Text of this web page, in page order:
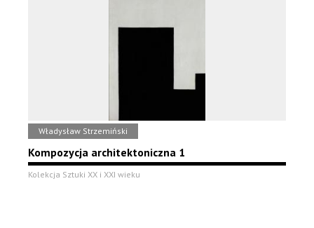
Władysław Strzemiński
Kompozycja architektoniczna 1
Kolekcja Sztuki XX i XXI wieku